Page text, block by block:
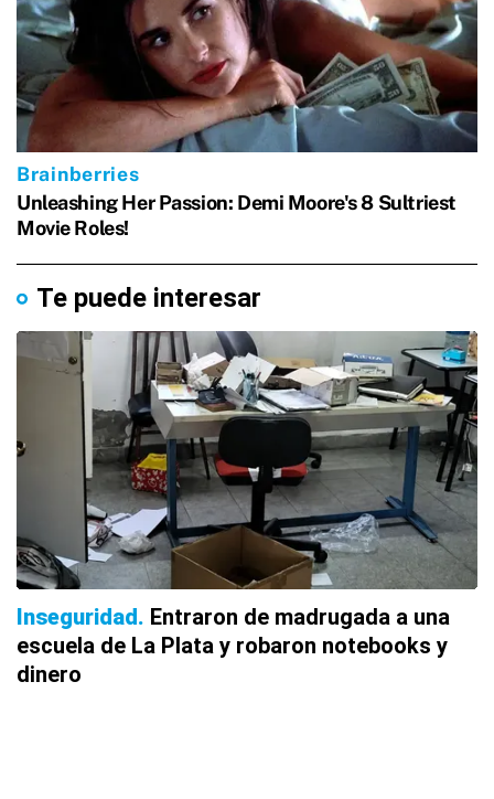
Te puede interesar
Inseguridad Entraron de madrugada a una
escuela de La Plata y robaron notebooks y
dinero